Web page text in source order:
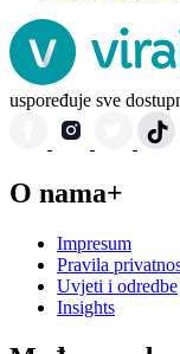
uspoređuje sve
O nama+
Impresum
Pravila
Uvjeti i odredbe
Insights